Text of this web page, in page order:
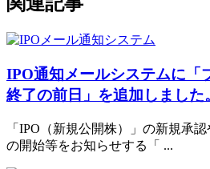
IPO通知メールシステムに「
終了の前日」を追加しました
「IPO（新規公開株）」の新規承
の開始等をお知らせする「 ...